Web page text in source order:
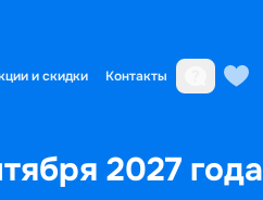
и скидки Контакты
2027 года